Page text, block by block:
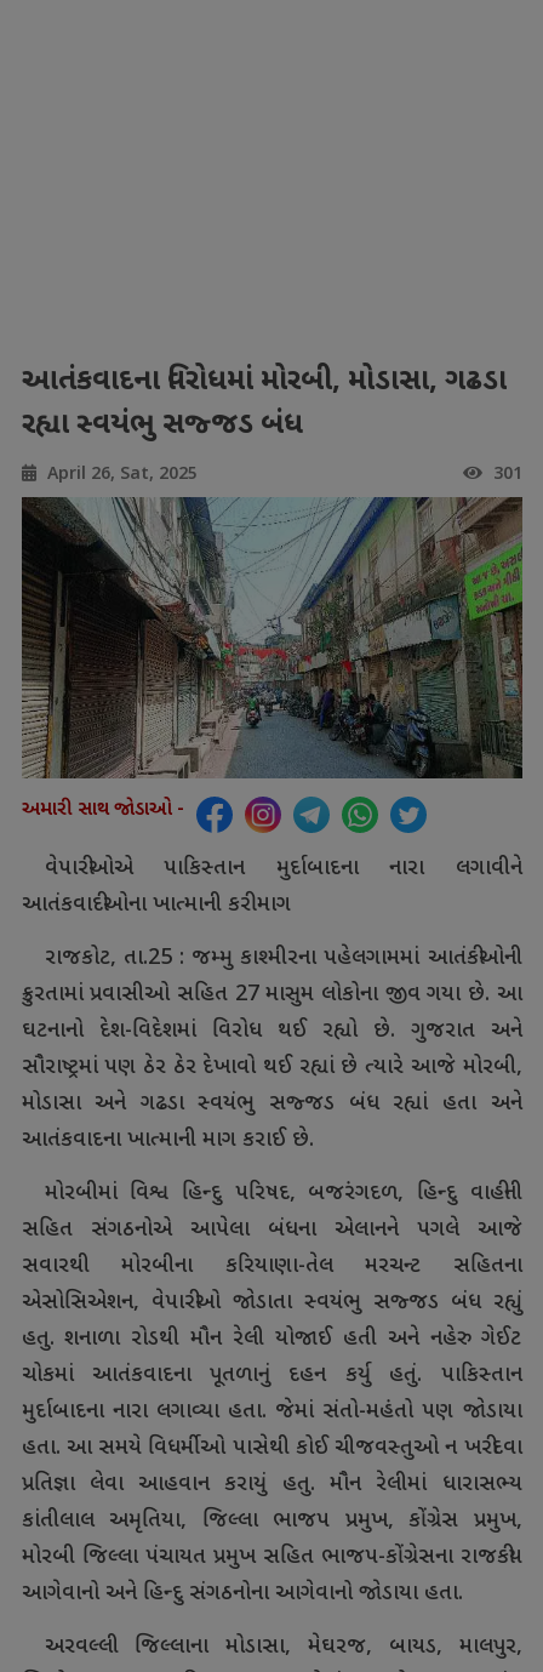
આતંકવાદના વિરોધમાં મોરબી, મોડાસા, ગઢડા
રહ્યા સ્વયંભુ સજ્જડ બંધ
April 26, Sat, 2025 301
અમારી સાથ જોડાઓ -
વેપારીઓએ પાકિસ્તાન મુર્દાબાદના નારા લગાવીને
આતંકવાદીઓના ખાત્માની કરી માગ
રાજકોટ, તા.25 : જમ્મુ કાશ્મીરના પહેલગામમાં આતંકીઓની
ક્રુરતામાં પ્રવાસીઓ સહિત 27 માસુમ લોકોના જીવ ગયા છે. આ
ઘટનાનો દેશ-વિદેશમાં વિરોધ થઈ રહ્યો છે. ગુજરાત અને
સૌરાષ્ટ્રમાં પણ ઠેર ઠેર દેખાવો થઈ રહ્યાં છે ત્યારે આજે મોરબી,
મોડાસા અને ગઢડા સ્વયંભુ સજ્જડ બંધ રહ્યાં હતા અને
આતંકવાદના ખાત્માની માગ કરાઈ છે.
મોરબીમાં વિશ્વ હિન્દુ પરિષદ, બજરંગદળ, હિન્દુ વાહીની
સહિત સંગઠનોએ આપેલા બંધના એલાનને પગલે આજે
સવારથી મોરબીના કરિયાણા-તેલ મરચન્ટ સહિતના
એસોસિએશન, વેપારીઓ જોડાતા સ્વયંભુ સજ્જડ બંધ રહ્યું
હતુ. શનાળા રોડથી મૌન રેલી યોજાઈ હતી અને નહેરુ ગેઈટ
ચોકમાં આતંકવાદના પૂતળાનું દહન કર્યુ હતું. પાકિસ્તાન
મુર્દાબાદના નારા લગાવ્યા હતા. જેમાં સંતો-મહંતો પણ જોડાયા
હતા. આ સમયે વિધર્મીઓ પાસેથી કોઈ ચીજવસ્તુઓ ન ખરીદવા
પ્રતિજ્ઞા લેવા આહવાન કરાયું હતુ. મૌન રેલીમાં ધારાસભ્ય
કાંતીલાલ અમૃતિયા, જિલ્લા ભાજપ પ્રમુખ, કોંગ્રેસ પ્રમુખ,
મોરબી જિલ્લા પંચાયત પ્રમુખ સહિત ભાજપ-કોંગ્રેસના રાજકીય
આગેવાનો અને હિન્દુ સંગઠનોના આગેવાનો જોડાયા હતા.
અરવલ્લી જિલ્લાના મોડાસા, મેઘરજ, બાયડ, માલપુર,